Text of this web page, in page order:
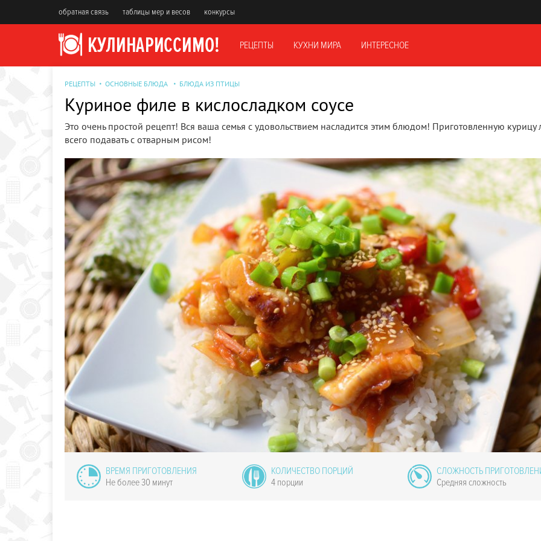
обратная связь таблицы мер и весов конкурсы
РЕЦЕПТЫ КУХНИ МИРА ИНТЕРЕСНОЕ
РЕЦЕПТЫ ОСНОВНЫЕ БЛЮДА БЛЮДА ИЗ ПТИЦЫ
Куриное филе в кислосладком соусе
Это очень простой рецепт! Вся ваша семья с удовольствием насладится этим блюдом! Приготовленную курицу
всего подавать с отварным рисом!
ВРЕМЯ ПРИГОТОВЛЕНИЯ
Не более 30 минут
КОЛИЧЕСТВО ПОРЦИЙ
4 порции
СЛОЖНОСТЬ
Средняя сложность